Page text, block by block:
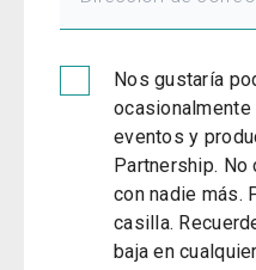
Nos gustaría
eventos y
Partnership.
con nadie más.
casilla.
baja en